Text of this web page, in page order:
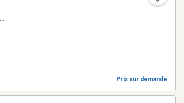
Prix sur demande